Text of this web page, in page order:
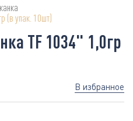
(в упак. 10шт)
TF 1034" 1,0гр
В избранное